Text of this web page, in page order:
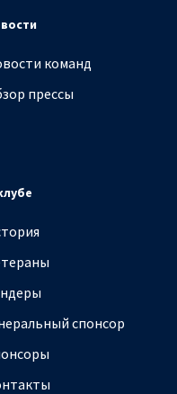
команд
прессы
спонсор